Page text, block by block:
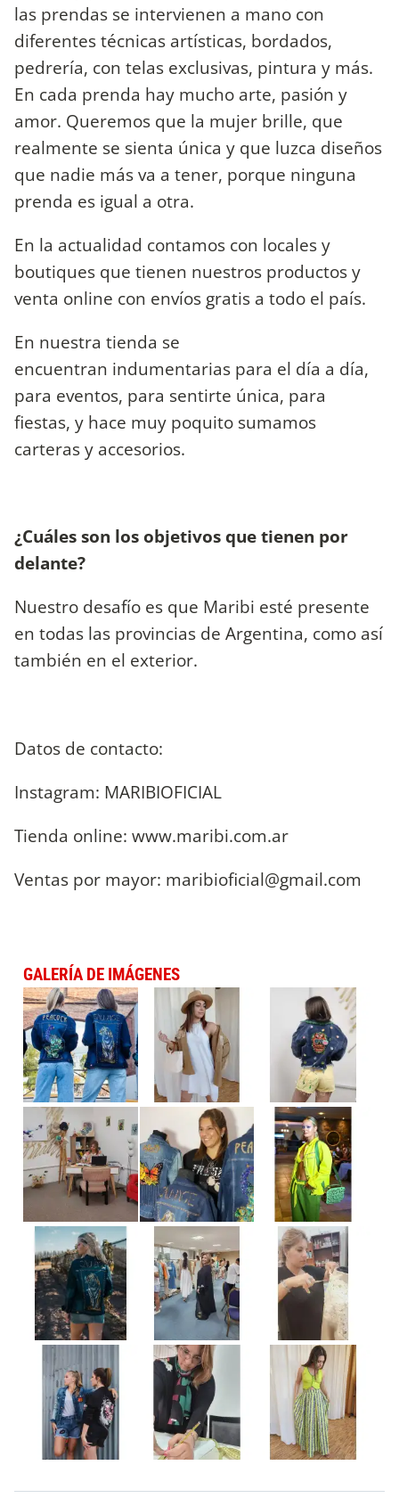
las prendas se intervienen a mano con
diferentes técnicas artísticas, bordados,
pedrería, con telas exclusivas, pintura y más.
En cada prenda hay mucho arte, pasión y
amor. Queremos que la mujer brille, que
realmente se sienta única y que luzca diseños
que nadie más va a tener, porque ninguna
prenda es igual a otra.
En la actualidad contamos con locales y
boutiques que tienen nuestros productos y
venta online con envíos gratis a todo el país.
En nuestra tienda se
encuentran indumentarias para el día a día,
para eventos, para sentirte única, para
fiestas, y hace muy poquito sumamos
carteras y accesorios.
¿Cuáles son los objetivos que tienen por
delante?
Nuestro desafío es que Maribi esté presente
en todas las provincias de Argentina, como así
también en el exterior.
Datos de contacto:
Instagram: MARIBIOFICIAL
Tienda online: www.maribi.com.ar
Ventas por mayor: maribioficial@gmail.com
GALERÍA DE IMÁGENES